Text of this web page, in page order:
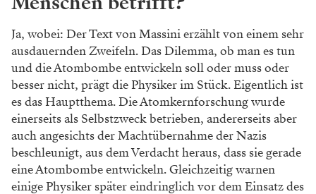
Ja, wobei: Der Text von Massini erzählt von einem sehr
ausdauernden Zweifeln. Das Dilemma, ob man es tun
und die Atombombe entwickeln soll oder muss oder
besser nicht, prägt die Physiker im Stück. Eigentlich ist
es das Hauptthema. Die Atomkernforschung wurde
einerseits als Selbstzweck betrieben, andererseits aber
auch angesichts der Machtübernahme der Nazis
beschleunigt, aus dem Verdacht heraus, dass sie gerade
eine Atombombe entwickeln. Gleichzeitig warnen
einige Physiker später eindringlich vor dem Einsatz des